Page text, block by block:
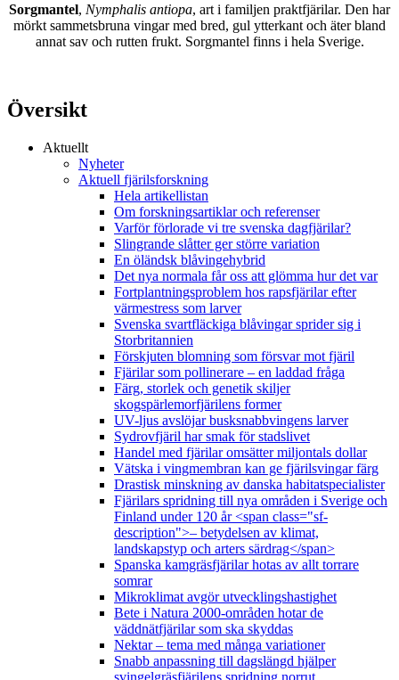
Sorgmantel, Nymphalis antiopa, art i familjen praktfjärilar. Den har
mörkt sammetsbruna vingar med bred, gul ytterkant och äter bland
annat sav och rutten frukt. Sorgmantel finns i hela Sverige.
Översikt
Aktuellt
Nyheter
Aktuell fjärilsforskning
Hela artikellistan
Om forskningsartiklar och referenser
Varför förlorade vi tre svenska dagfjärilar?
Slingrande slåtter ger större variation
En öländsk blåvingehybrid
Det nya normala får oss att glömma hur det var
Fortplantningsproblem hos rapsfjärilar efter
värmestress som larver
Svenska svartfläckiga blåvingar sprider sig i
Storbritannien
Förskjuten blomning som försvar mot fjäril
Fjärilar som pollinerare – en laddad fråga
Färg, storlek och genetik skiljer
skogspärlemorfjärilens former
UV-ljus avslöjar busksnabbvingens larver
Sydrovfjäril har smak för stadslivet
Handel med fjärilar omsätter miljontals dollar
Vätska i vingmembran kan ge fjärilsvingar färg
Drastisk minskning av danska habitatspecialister
Fjärilars spridning till nya områden i Sverige och
Finland under 120 år <span class="sf-
description">– betydelsen av klimat,
landskapstyp och arters särdrag</span>
Spanska kamgräsfjärilar hotas av allt torrare
somrar
Mikroklimat avgör utvecklingshastighet
Bete i Natura 2000-områden hotar de
väddnätfjärilar som ska skyddas
Nektar – tema med många variationer
Snabb anpassning till dagslängd hjälper
svingelgräsfjärilens spridning norrut